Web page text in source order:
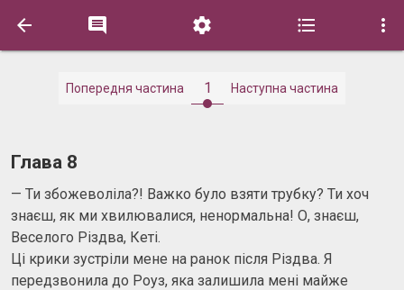
    
Попередня частина 1 Наступна частина
Глава 8
— Ти збожеволіла?! Важко було взяти трубку? Ти хоч
знаєш, як ми хвилювалися, ненормальна! О, знаєш,
Веселого Різдва, Кеті.
Ці крики зустріли мене на ранок після Різдва. Я
передзвонила до Роуз, яка залишила мені майже